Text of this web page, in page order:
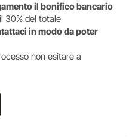
il bonifico bancario
30% del totale
in modo da poter
non esitare a